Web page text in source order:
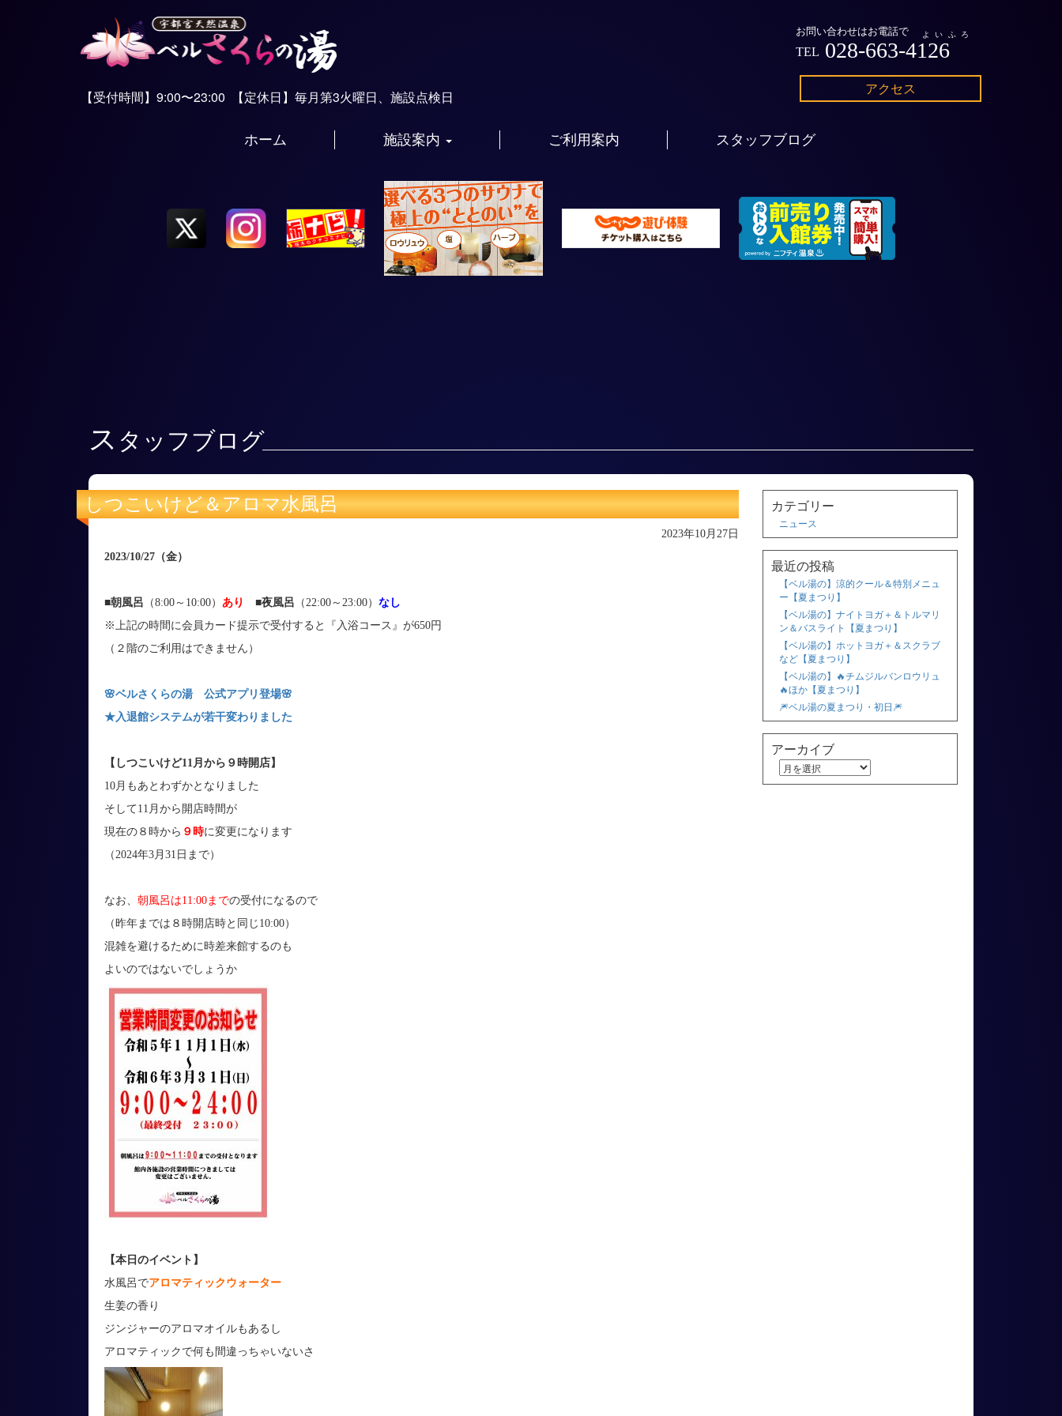
【受付時間】9:00〜23:00 【定休日】毎月第3火曜日、施設点検日 アクセス
お問い合わせはお電話で よいふろ
TEL 028-663-4126
ホーム 施設案内 ご利用案内 スタッフブログ
ス タッフブログ
しつこいけど＆アロマ水風呂
2023年10月27日
2023/10/27 （金）
■朝風呂 （8:00～10:00） あり ■夜風呂 （22:00～23:00） なし
※上記の時間に会員カード提示で受付すると『入浴コース』が650円
（２階のご利用はできません）
🌸ベルさくらの湯 公式アプリ登場🌸
★入退館システムが若干変わりました
【しつこいけど11月から９時開店】
10月もあとわずかとなりました
そして11月から開店時間が
現在の８時から ９時に変更になります
（2024年3月31日まで）
なお、 朝風呂は11:00までの受付になるので
（昨年までは８時開店時と同じ10:00）
混雑を避けるために時差来館するのも
よいのではないでしょうか
【本日のイベント】
水風呂でアロマティックウォーター
生姜の香り
ジンジャーのアロマオイルもあるし
アロマティックで何も間違っちゃいないさ
カテゴリー
ニュース
最近の投稿
【ベル湯の】涼的クール＆特別メニュ
ー【夏まつり】
【ベル湯の】ナイトヨガ＋＆トルマリ
ン＆バスライト【夏まつり】
【ベル湯の】ホットヨガ＋＆スクラブ
など【夏まつり】
【ベル湯の】🔥チムジルバンロウリュ
🔥ほか【夏まつり】
🎆ベル湯の夏まつり・初日🎆
アーカイブ